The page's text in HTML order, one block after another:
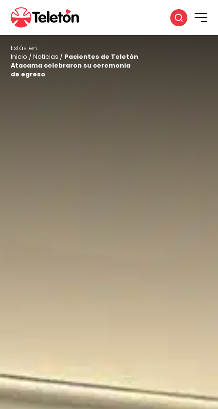
Estás en:
Inicio /Noticias / Pacientes de Teletón
Atacama celebraron su ceremonia
de egreso